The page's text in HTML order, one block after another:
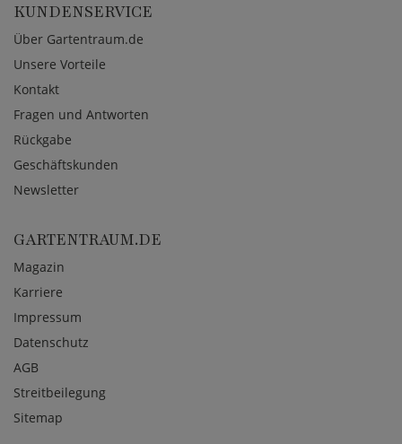
KUNDENSERVICE
Über Gartentraum.de
Unsere Vorteile
Kontakt
Fragen und Antworten
Rückgabe
Geschäftskunden
Newsletter
GARTENTRAUM.DE
Magazin
Karriere
Impressum
Datenschutz
AGB
Streitbeilegung
Sitemap